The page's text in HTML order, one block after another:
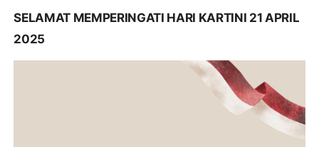
SELAMAT MEMPERINGATI HARI KARTINI 21 APRIL
2025